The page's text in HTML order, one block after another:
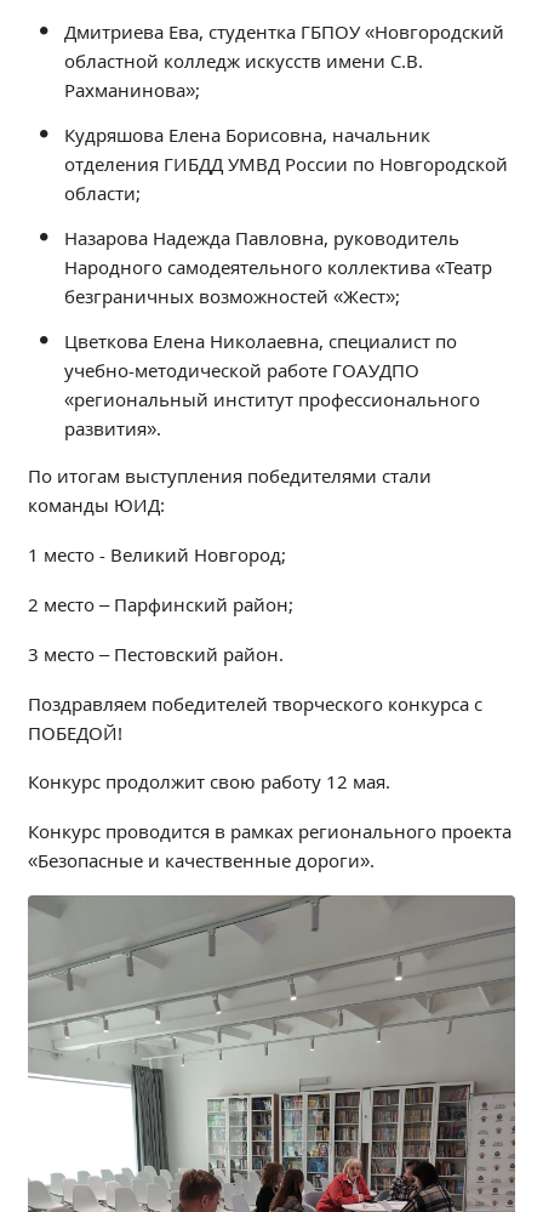
Дмитриева Ева, студентка ГБПОУ «Новгородский
областной колледж искусств имени С.В.
Рахманинова»;
Кудряшова Елена Борисовна, начальник
отделения ГИБДД УМВД России по Новгородской
области;
Назарова Надежда Павловна, руководитель
Народного самодеятельного коллектива «Театр
безграничных возможностей «Жест»;
Цветкова Елена Николаевна, специалист по
учебно-методической работе ГОАУДПО
«региональный институт профессионального
развития».
По итогам выступления победителями стали
команды ЮИД:
1 место - Великий Новгород;
2 место – Парфинский район;
3 место – Пестовский район.
Поздравляем победителей творческого конкурса с
ПОБЕДОЙ!
Конкурс продолжит свою работу 12 мая.
Конкурс проводится в рамках регионального проекта
«Безопасные и качественные дороги».